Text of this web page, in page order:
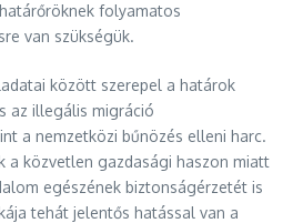
folyamatos
van szükségük.
között szerepel a határok
az illegális migráció
a nemzetközi bűnözés elleni harc.
a közvetlen gazdasági haszon miatt
egészének biztonságérzetét is
tehát jelentős hatással van a